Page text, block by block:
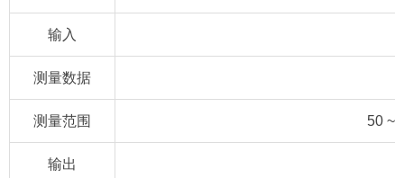
输入
测量数据
测量范围 50 ~
输出